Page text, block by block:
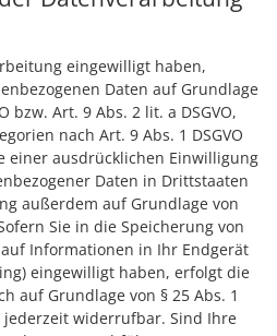
eingewilligt haben,
Daten auf Grundlage
bzw. Art. 9 Abs. 2 lit. a DSGVO,
nach Art. 9 Abs. 1 DSGVO
einer ausdrücklichen Einwilligung
Daten in Drittstaaten
außerdem auf Grundlage von
Sie in die Speicherung von
Informationen in Ihr Endgerät
eingewilligt haben, erfolgt die
auf Grundlage von § 25 Abs. 1
jederzeit widerrufbar. Sind Ihre